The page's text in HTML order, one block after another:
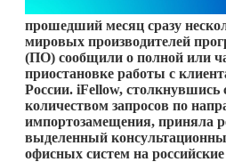
прошедший месяц сразу
мировых производителей
(ПО) сообщили о полной или
приостановке работы с
России. iFellow,
количеством запросов по
импортозамещения, приняла
выделенный
офисных систем на